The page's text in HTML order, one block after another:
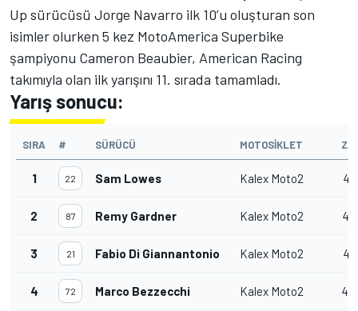
Up sürücüsü Jorge Navarro ilk 10’u oluşturan son
isimler olurken 5 kez MotoAmerica Superbike
şampiyonu Cameron Beaubier, American Racing
takımıyla olan ilk yarışını 11. sırada tamamladı.
Yarış sonucu:
SIRA # SÜRÜCÜ MOTOSIKLET
1 22 Sam Lowes Kalex Moto2
2 87 Remy Gardner Kalex Moto2
3 21 Fabio Di Giannantonio Kalex Moto2
4 72 Marco Bezzecchi Kalex Moto2